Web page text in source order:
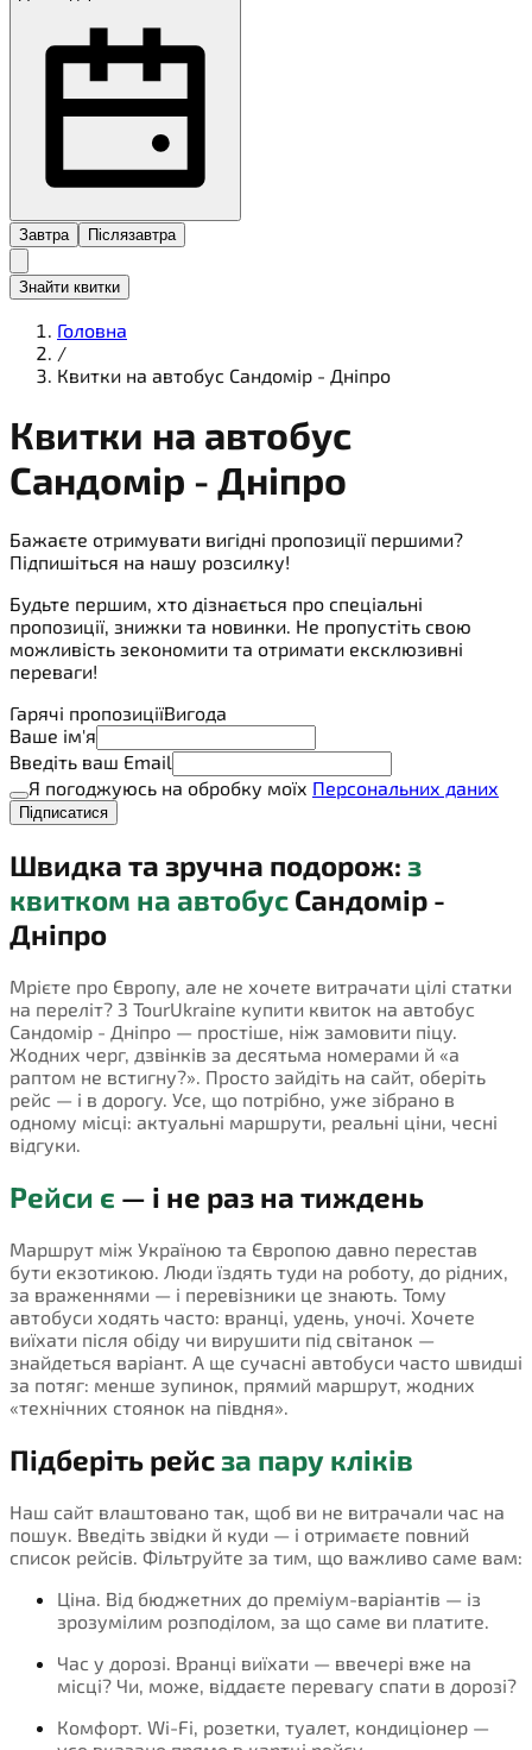
Завтра Післязавтра
Знайти квитки
Головна
/
Квитки на автобус Сандомір - Дніпро
Квитки на автобус
Сандомір - Дніпро
Бажаєте отримувати вигідні пропозиції першими?
Підпишіться на нашу розсилку!
Будьте першим, хто дізнається про спеціальні
пропозиції, знижки та новинки. Не пропустіть свою
можливість зекономити та отримати ексклюзивні
переваги!
Гарячі пропозиціїВигода
Ваше ім'я
Введіть ваш Email
Я погоджуюсь на обробку моїх Персональних даних
Підписатися
Швидка та зручна подорож: з
квитком на автобус Сандомір -
Дніпро
Мрієте про Європу, але не хочете витрачати цілі статки
на переліт? З TourUkraine купити квиток на автобус
Сандомір - Дніпро — простіше, ніж замовити піцу.
Жодних черг, дзвінків за десятьма номерами й «а
раптом не встигну?». Просто зайдіть на сайт, оберіть
рейс — і в дорогу. Усе, що потрібно, уже зібрано в
одному місці: актуальні маршрути, реальні ціни, чесні
відгуки.
Рейси є — і не раз на тиждень
Маршрут між Україною та Європою давно перестав
бути екзотикою. Люди їздять туди на роботу, до рідних,
за враженнями — і перевізники це знають. Тому
автобуси ходять часто: вранці, удень, уночі. Хочете
виїхати після обіду чи вирушити під світанок —
знайдеться варіант. А ще сучасні автобуси часто швидші
за потяг: менше зупинок, прямий маршрут, жодних
«технічних стоянок на півдня».
Підберіть рейсза пару кліків
Наш сайт влаштовано так, щоб ви не витрачали час на
пошук. Введіть звідки й куди — і отримаєте повний
список рейсів. Фільтруйте за тим, що важливо саме вам:
Ціна. Від бюджетних до преміум-варіантів — із
зрозумілим розподілом, за що саме ви платите.
Час у дорозі. Вранці виїхати — ввечері вже на
місці? Чи, може, віддаєте перевагу спати в дорозі?
Комфорт. Wi-Fi, розетки, туалет, кондиціонер —